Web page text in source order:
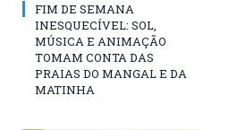
FIM DE SEMANA
INESQUECÍVEL: SOL,
MÚSICA E ANIMAÇÃO
TOMAM CONTA DAS
PRAIAS DO MANGAL E DA
MATINHA